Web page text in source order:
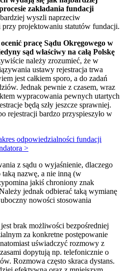
zakładania fundacji
wyszli naprzeciw
projektowaniu statutów fundacji.
pracę Sądu Okręgowego w
sąd właściwy na całą Polskę
należy zrozumieć, że w
ustawy rejestracja trwa
jest całkiem sporo, a do zadań
Jednak pewnie z czasem, wraz
wypracowania pewnych utartych
będą szły jeszcze sprawniej.
rejestracji bardzo przyspieszyło w
odpowiedzialności fundacji
>
z sądu o wyjaśnienie, dlaczego
nazwę, a nie inną (w
jakiś chroniony znak
jednak odbierać taką wymianę
nowości stosowania
brak możliwości bezpośredniej
za konkretne postępowanie
uświadczyć rozmowy z
dopytują np. telefonicznie o
Rozmowa często skraca dystans.